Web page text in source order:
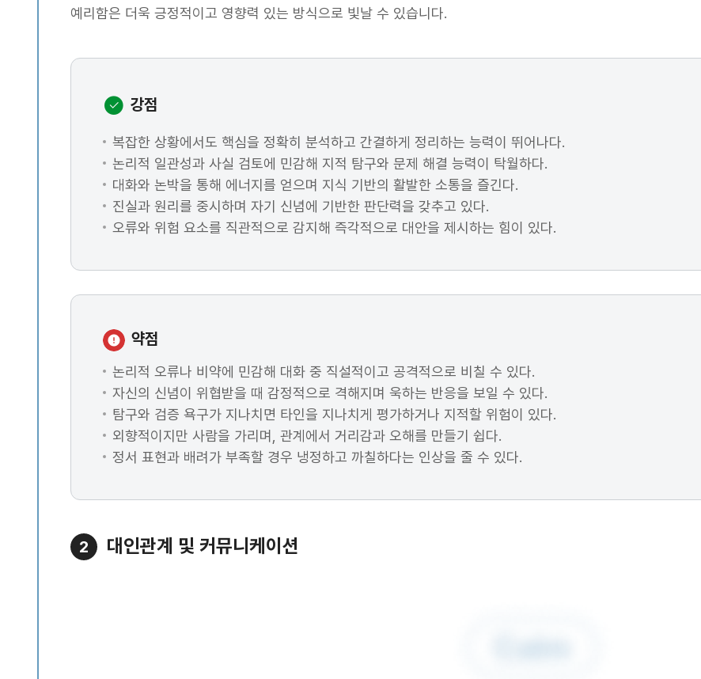
예리함은 더욱 긍정적이고 영향력 있는 방식으로 빛날 수 있습니다.
강점
복잡한 상황에서도 핵심을 정확히 분석하고 간결하게 정리하는 능력이 뛰어나다.
논리적 일관성과 사실 검토에 민감해 지적 탐구와 문제 해결 능력이 탁월하다.
대화와 논박을 통해 에너지를 얻으며 지식 기반의 활발한 소통을 즐긴다.
진실과 원리를 중시하며 자기 신념에 기반한 판단력을 갖추고 있다.
오류와 위험 요소를 직관적으로 감지해 즉각적으로 대안을 제시하는 힘이 있다.
약점
논리적 오류나 비약에 민감해 대화 중 직설적이고 공격적으로 비칠 수 있다.
자신의 신념이 위협받을 때 감정적으로 격해지며 욱하는 반응을 보일 수 있다.
탐구와 검증 욕구가 지나치면 타인을 지나치게 평가하거나 지적할 위험이 있다.
외향적이지만 사람을 가리며, 관계에서 거리감과 오해를 만들기 쉽다.
정서 표현과 배려가 부족할 경우 냉정하고 까칠하다는 인상을 줄 수 있다.
2 대인관계 및 커뮤니케이션